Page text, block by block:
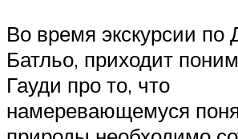
Во время экскурсии по
Батльо, приходит
Гауди про то, что
намеревающемуся